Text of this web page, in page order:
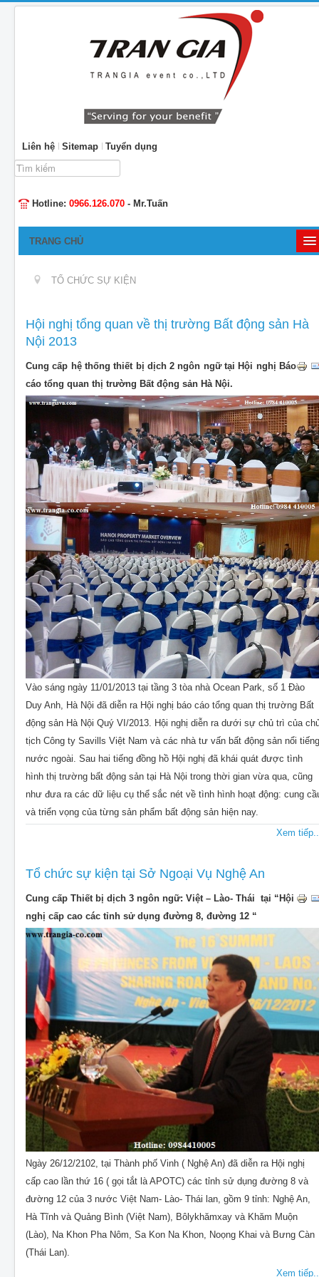
Liên hệ Sitemap
Tuyển dụng
Tìm
kiếm...
Hotline: 0966.126.070 - Mr.Tuấn
TRANG CHỦ
CHO THUÊ THIẾT BỊ SỰ KIỆN
THIẾT KẾ
THI CÔNG - LẮP ĐẶT THIẾT BỊ
TỔ CHỨC SỰ KIỆN
Hội nghị tổng quan về thị trường Bất động sản Hà
Nội 2013
Cung cấp hệ thống thiết bị dịch 2 ngôn ngữ tại Hội nghị Báo
cáo tổng quan thị trường Bất động sản Hà Nội.
Vào sáng ngày 11/01/2013 tại tầng 3 tòa nhà Ocean Park, số 1 Đào
Duy Anh, Hà Nội đã diễn ra Hội nghị báo cáo tổng quan thị trường Bất
động sản Hà Nội Quý VI/2013. Hội nghị diễn ra dưới sự chủ trì của
tịch Công ty Savills Việt Nam và các nhà tư vấn bất động sản nổi tiếng
nước ngoài. Sau hai tiếng đồng hồ Hội nghị đã khái quát được tình
hình thị trường bất động sản tại Hà Nội trong thời gian vừa qua, cũng
như đưa ra các dữ liệu cụ thể sắc nét về tình hình hoạt động: cung
và triển vọng của từng sản phẩm bất động sản hiện nay.
Xem
Tổ chức sự kiện tại Sở Ngoại Vụ Nghệ An
Cung cấp Thiết bị dịch 3 ngôn ngữ: Việt – Lào- Thái tại “Hội
nghị cấp cao các tỉnh sử dụng đường 8, đường 12 “
Ngày 26/12/2102, tại Thành phố Vinh ( Nghệ An) đã diễn ra Hội nghị
cấp cao lần thứ 16 ( gọi tắt là APOTC) các tỉnh sử dụng đường 8 và
đường 12 của 3 nước Việt Nam- Lào- Thái lan, gồm 9 tỉnh: Nghệ An,
Hà Tĩnh và Quảng Bình (Việt Nam), Bôlykhămxay và Khăm Muộn
(Lào), Na Khon Pha Nôm, Sa Kon Na Khon, Noọng Khai và Bưng Càn
(Thái Lan).
Xem